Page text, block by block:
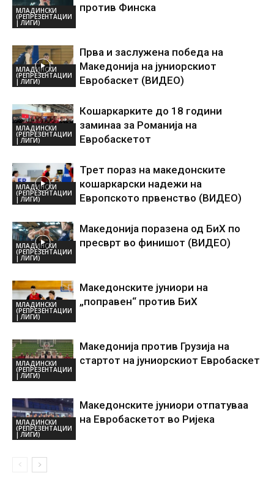
МЛАДИНСКИ
(РЕПРЕЗЕНТАЦИИ
| ЛИГИ)
против Финска
МЛАДИНСКИ
(РЕПРЕЗЕНТАЦИИ
| ЛИГИ)
Прва и заслужена победа на
Македонија на јуниорскиот
Евробаскет (ВИДЕО)
МЛАДИНСКИ
(РЕПРЕЗЕНТАЦИИ
| ЛИГИ)
Кошаркарките до 18 години
заминаа за Романија на
Евробаскетот
МЛАДИНСКИ
(РЕПРЕЗЕНТАЦИИ
| ЛИГИ)
Трет пораз на македонските
кошаркарски надежи на
Европското првенство (ВИДЕО)
МЛАДИНСКИ
(РЕПРЕЗЕНТАЦИИ
| ЛИГИ)
Македонија поразена од БиХ по
пресврт во финишот (ВИДЕО)
МЛАДИНСКИ
(РЕПРЕЗЕНТАЦИИ
| ЛИГИ)
Македонските јуниори на
„поправен“ против БиХ
МЛАДИНСКИ
(РЕПРЕЗЕНТАЦИИ
| ЛИГИ)
Македонија против Грузија на
стартот на јуниорскиот Евробаскет
МЛАДИНСКИ
(РЕПРЕЗЕНТАЦИИ
| ЛИГИ)
Македонските јуниори отпатуваа
на Евробаскетот во Ријека